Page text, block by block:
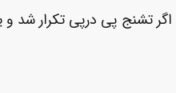
اگر تشنج پی­ درپی تکرار شد